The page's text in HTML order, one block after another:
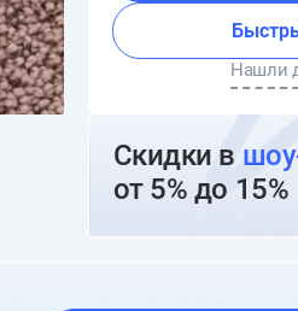
Нашли
Скидки в
от 5% до 15%